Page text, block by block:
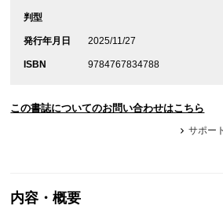
判型
発行年月日 2025/11/27
ISBN 9784767834788
この書誌についてのお問い合わせはこちら
サポー
内容・概要